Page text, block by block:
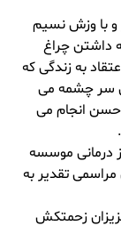
و با وزش نسیم
داشتن چراغ
به زندگی که
سر چشمه می
انجام می
درمانی موسسه
تقدیر به
زحمتکش